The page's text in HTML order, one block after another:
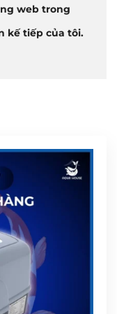
web trong
kế tiếp của tôi.